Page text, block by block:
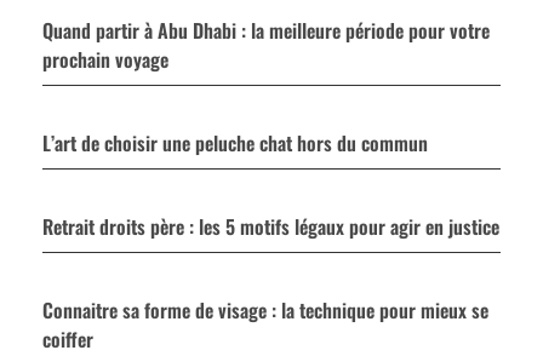
Quand partir à Abu Dhabi : la meilleure période pour votre
prochain voyage
L’art de choisir une peluche chat hors du commun
Retrait droits père : les 5 motifs légaux pour agir en justice
Connaitre sa forme de visage : la technique pour mieux se
coiffer